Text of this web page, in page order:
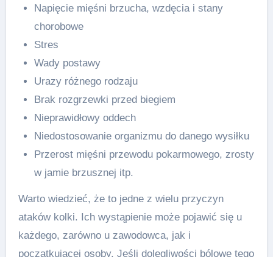
Napięcie mięśni brzucha, wzdęcia i stany
chorobowe
Stres
Wady postawy
Urazy różnego rodzaju
Brak rozgrzewki przed biegiem
Nieprawidłowy oddech
Niedostosowanie organizmu do danego wysiłku
Przerost mięśni przewodu pokarmowego, zrosty
w jamie brzusznej itp.
Warto wiedzieć, że to jedne z wielu przyczyn
ataków kolki. Ich wystąpienie może pojawić się u
każdego, zarówno u zawodowca, jak i
początkującej osoby. Jeśli dolegliwości bólowe tego